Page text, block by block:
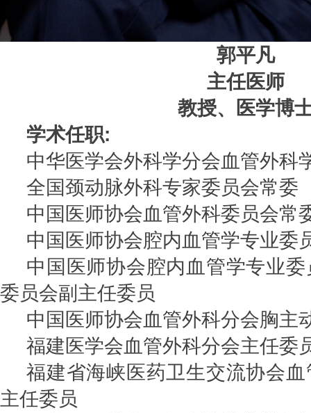
郭平凡
主任医师
教授、医学博
学术任职:
中华医学会外科学分会血管外科
全国颈动脉外科专家委员会常委
中国医师协会血管外科委员会常
中国医师协会腔内血管学专业委
中国医师协会腔内血管学专业
委员会副主任委员
中国医师协会血管外科分会胸主
福建医学会血管外科分会主任委
福建省海峡医药卫生交流协会
主任委员